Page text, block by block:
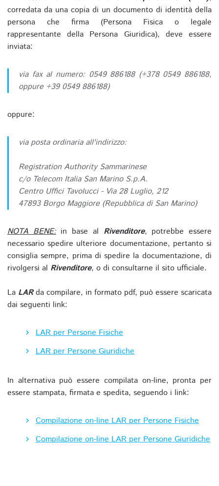
corredata da una copia di un documento di identità della
persona che firma (Persona Fisica o legale
rappresentante della Persona Giuridica), deve essere
inviata:
via fax al numero: 0549 886188 (+378 0549 886188,
oppure +39 0549 886188)
oppure:
via posta ordinaria all'indirizzo:
Registration Authority Sammarinese
c/o Telecom Italia San Marino S.p.A.
Centro Uffici Tavolucci - Via 28 Luglio, 212
47893 Borgo Maggiore (Repubblica di San Marino)
NOTA BENE:in base al Rivenditore, potrebbe essere
necessario spedire ulteriore documentazione, pertanto si
consiglia sempre, prima di spedire la documentazione, di
rivolgersi al Rivenditore, o di consultarne il sito ufficiale.
La LARda compilare, in formato pdf, può essere scaricata
dai seguenti link:
LAR per Persone Fisiche
LAR per Persone Giuridiche
In alternativa può essere compilata on-line, pronta per
essere stampata, firmata e spedita, seguendo i link:
Compilazione on-line LAR per Persone Fisiche
Compilazione on-line LAR per Persone Giuridiche